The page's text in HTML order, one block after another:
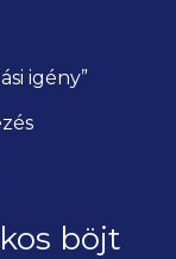
igény”
böjt